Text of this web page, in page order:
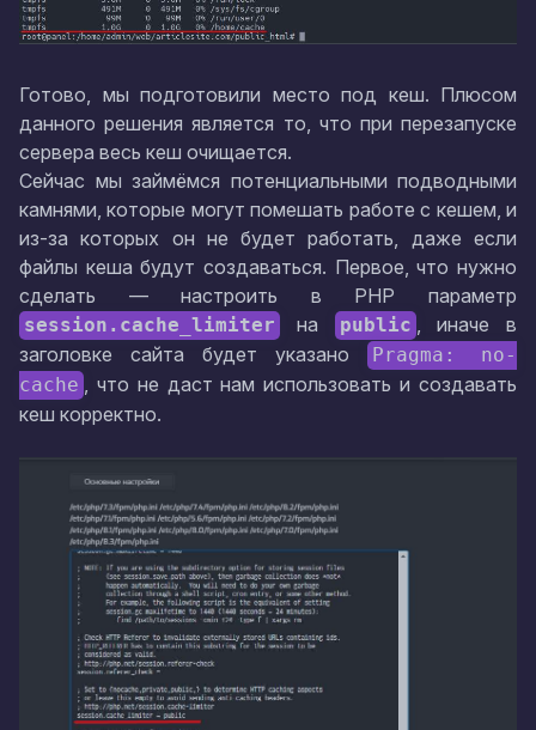
Готово, мы подготовили место под кеш. Плюсом
данного решения является то, что при перезапуске
сервера весь кеш очищается.
Сейчас мы займёмся потенциальными подводными
камнями, которые могут помешать работе с кешем, и
из-за которых он не будет работать, даже если
файлы кеша будут создаваться. Первое, что нужно
сделать — настроить в PHP параметр
session.cache_limiter на public , иначе в
заголовке сайта будет указано
Pragma: no-
cache , что не даст нам использовать и создавать
кеш корректно.